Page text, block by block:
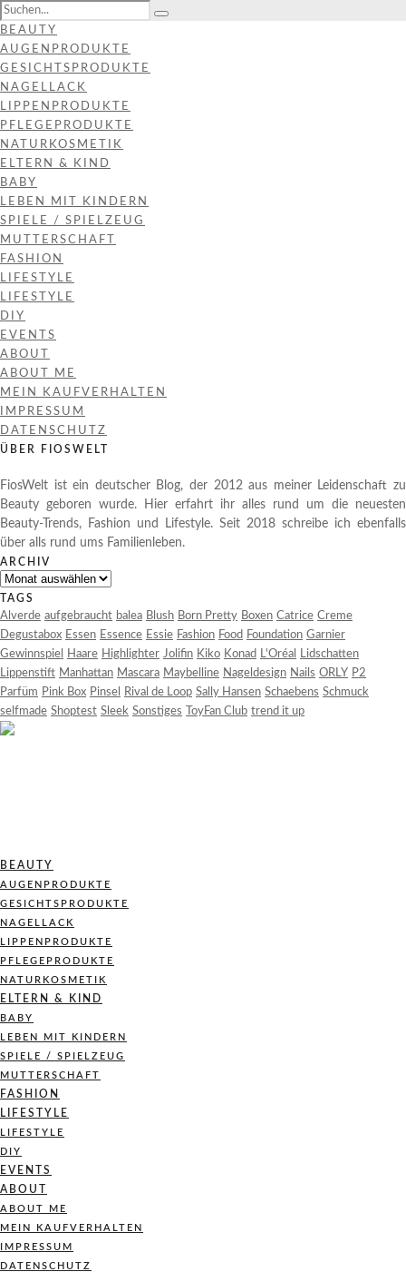
BEAUTY
AUGENPRODUKTE
GESICHTSPRODUKTE
NAGELLACK
LIPPENPRODUKTE
PFLEGEPRODUKTE
NATURKOSMETIK
ELTERN & KIND
BABY
LEBEN MIT KINDERN
SPIELE / SPIELZEUG
MUTTERSCHAFT
FASHION
LIFESTYLE
LIFESTYLE
DIY
EVENTS
ABOUT
ABOUT ME
MEIN KAUFVERHALTEN
IMPRESSUM
DATENSCHUTZ
ÜBER FIOSWELT
FiosWelt ist ein deutscher Blog, der 2012 aus meiner Leidenschaft zu
Beauty geboren wurde. Hier erfahrt ihr alles rund um die neuesten
Beauty-Trends, Fashion und Lifestyle. Seit 2018 schreibe ich ebenfalls
über alls rund ums Familienleben.
ARCHIV
Archiv
TAGS
Alverde aufgebraucht balea Blush Born Pretty Boxen Catrice Creme
Degustabox Essen Essence Essie Fashion Food Foundation Garnier
Gewinnspiel
Haare Highlighter Jolifin Kiko Konad L'Oréal
Lidschatten
Lippenstift Manhattan Mascara Maybelline Nageldesign Nails ORLY P2
Parfüm Pink Box Pinsel Rival de Loop Sally Hansen Schaebens Schmuck
selfmade Shoptest Sleek Sonstiges ToyFan Club trend it up
BEAUTY
AUGENPRODUKTE
GESICHTSPRODUKTE
NAGELLACK
LIPPENPRODUKTE
PFLEGEPRODUKTE
NATURKOSMETIK
ELTERN & KIND
BABY
LEBEN MIT KINDERN
SPIELE / SPIELZEUG
MUTTERSCHAFT
FASHION
LIFESTYLE
LIFESTYLE
DIY
EVENTS
ABOUT
ABOUT ME
MEIN KAUFVERHALTEN
IMPRESSUM
DATENSCHUTZ